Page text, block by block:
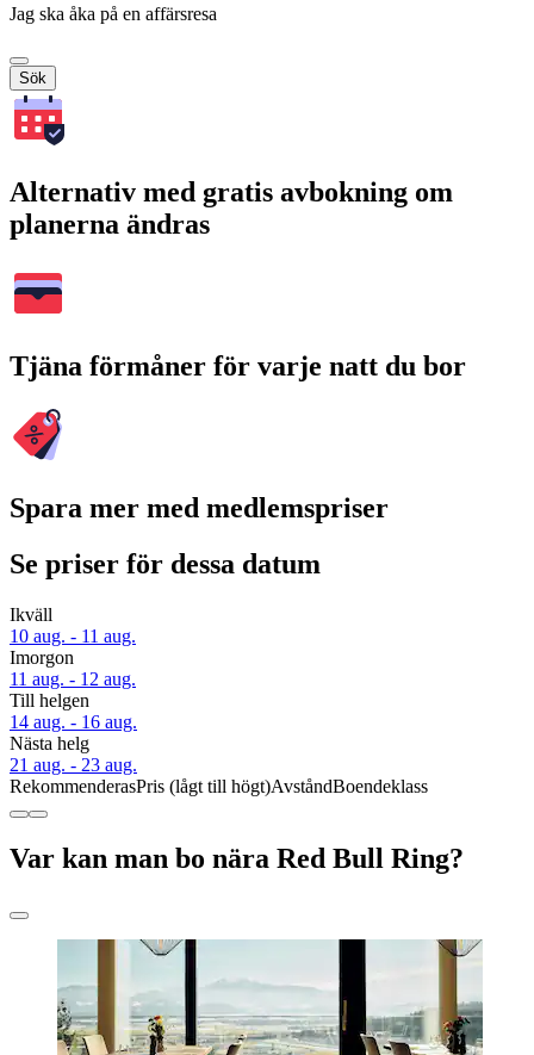
Jag ska åka på en affärsresa
Sök
Alternativ med gratis avbokning om
planerna ändras
Tjäna förmåner för varje natt du bor
Spara mer med medlemspriser
Se priser för dessa datum
Ikväll
10 aug. - 11 aug.
Imorgon
11 aug. - 12 aug.
Till helgen
14 aug. - 16 aug.
Nästa helg
21 aug. - 23 aug.
RekommenderasPris (lågt till högt)AvståndBoendeklass
Var kan man bo nära Red Bull Ring?